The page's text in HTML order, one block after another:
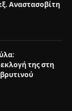
Αναστασοβίτη
της στη